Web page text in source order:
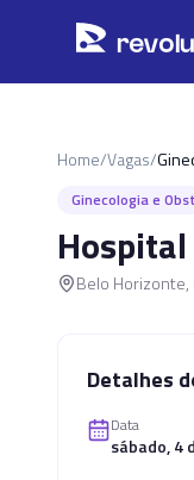
rev
Home/Vagas/
Ginecologia e
Belo Horizonte,
Detalhes
Data
sábado, 4